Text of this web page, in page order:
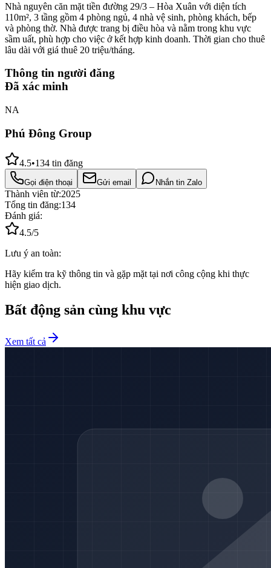
Nhà nguyên căn mặt tiền đường 29/3 – Hòa Xuân với diện tích
110m², 3 tầng gồm 4 phòng ngủ, 4 nhà vệ sinh, phòng khách, bếp
và phòng thờ. Nhà được trang bị điều hòa và nằm trong khu vực
sầm uất, phù hợp cho việc ở kết hợp kinh doanh. Thời gian cho thuê
lâu dài với giá thuê 20 triệu/tháng.
Thông tin người đăng
Đã xác minh
NA
Phú Đông Group
4.5•134 tin đăng
Gọi điện thoại Gửi email Nhắn tin Zalo
Thành viên từ:2025
Tổng tin đăng:134
Đánh giá:
4.5/5
Lưu ý an toàn:
Hãy kiểm tra kỹ thông tin và gặp mặt tại nơi công cộng khi thực
hiện giao dịch.
Bất động sản cùng khu vực
Xem tất cả